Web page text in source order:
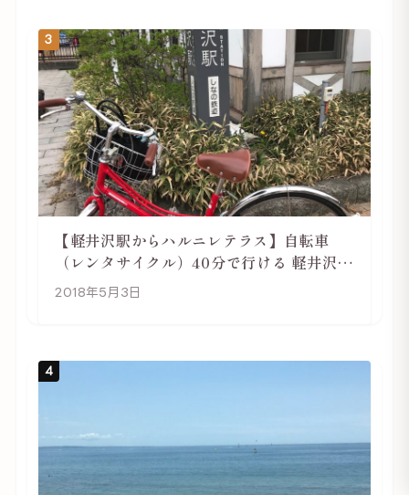
3
【軽井沢駅からハルニレテラス】自転車
（レンタサイクル）40分で行ける 軽井沢旅
行は自転車利用がおススメ
2018年5月3日
4